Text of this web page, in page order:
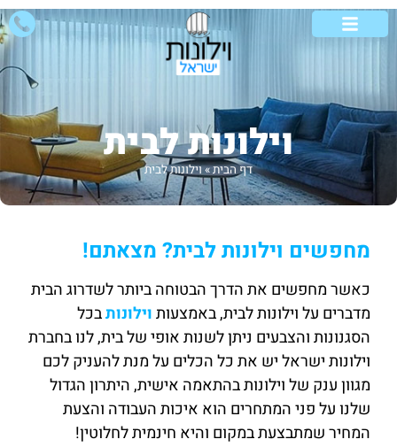
וילונות לבית
דף הבית»וילונות לבית
מחפשים וילונות לבית? מצאתם!
כאשר מחפשים את הדרך הבטוחה ביותר לשדרוג הבית
מדברים על וילונות לבית, באמצעותוילונותבכל
הסגנונות והצבעים ניתן לשנות אופי של בית, לנו בחברת
וילונות ישראל יש את כל הכלים על מנת להעניק לכם
מגוון ענק של וילונות בהתאמה אישית, היתרון הגדול
שלנו על פני המתחרים הוא איכות העבודה והצעת
המחיר שמתבצעת במקום והיא חינמית לחלוטין!